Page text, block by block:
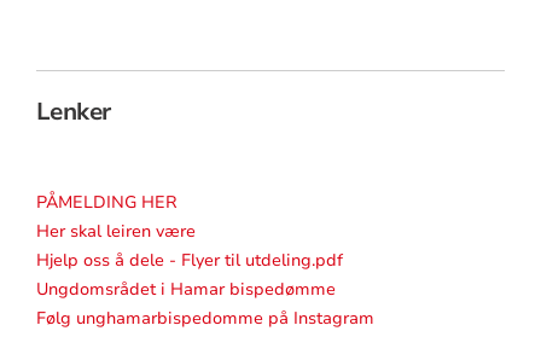
Lenker
PÅMELDING HER
Her skal leiren være
Hjelp oss å dele - Flyer til utdeling.pdf
Ungdomsrådet i Hamar bispedømme
Følg unghamarbispedomme på Instagram